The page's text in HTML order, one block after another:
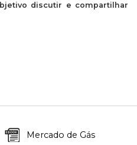
discutir e compartilhar
Mercado de Gás